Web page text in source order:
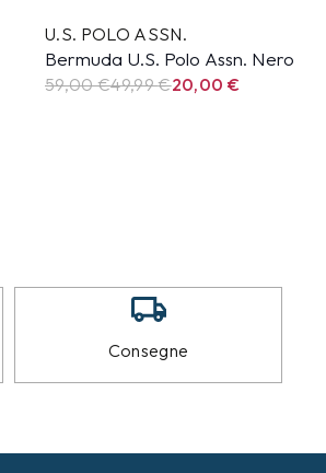
U.S. POLO ASSN.
Bermuda U.S. Polo Assn. Nero
59,00 €49,99€20,00 €
Consegne